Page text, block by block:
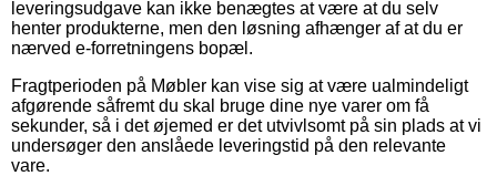
leveringsudgave kan ikke benægtes at være at du selv
henter produkterne, men den løsning afhænger af at du er
nærved e-forretningens bopæl.
Fragtperioden på Møbler kan vise sig at være ualmindeligt
afgørende såfremt du skal bruge dine nye varer om få
sekunder, så i det øjemed er det utvivlsomt på sin plads at vi
undersøger den anslåede leveringstid på den relevante
vare.